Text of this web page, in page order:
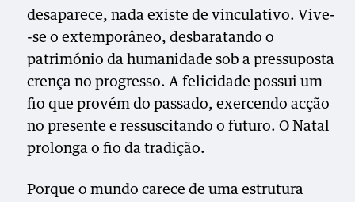
desaparece, nada existe de vinculativo. Vive-
-se o extemporâneo, desbaratando o
património da humanidade sob a pressuposta
crença no progresso. A felicidade possui um
fio que provém do passado, exercendo acção
no presente e ressuscitando o futuro. O Natal
prolonga o fio da tradição.
Porque o mundo carece de uma estrutura